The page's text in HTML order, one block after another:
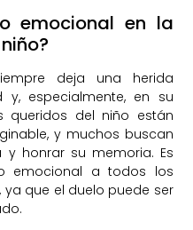
emocional en la
deja una herida
especialmente, en su
queridos del niño están
y muchos buscan
honrar su memoria. Es
emocional a todos los
que el duelo puede ser